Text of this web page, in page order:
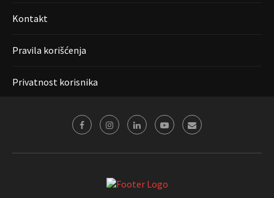
Kontakt
Pravila korišćenja
Privatnost korisnika